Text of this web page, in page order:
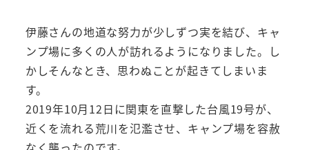
伊藤さんの地道な努力が少しずつ実を結び、キャ
ンプ場に多くの人が訪れるようになりました。し
かしそんなとき、思わぬことが起きてしまいま
す。
2019年10月12日に関東を直撃した台風19号が、
近くを流れる荒川を氾濫させ、キャンプ場を容赦